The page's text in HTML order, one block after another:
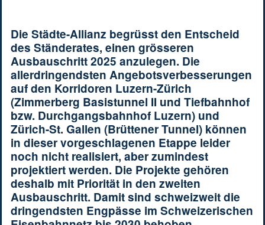
Die Städte-Allianz begrüsst den Entscheid
des Ständerates, einen grösseren
Ausbauschritt 2025 anzulegen. Die
allerdringendsten Angebotsverbesserungen
auf den Korridoren Luzern-Zürich
(Zimmerberg Basistunnel II und Tiefbahnhof
bzw. Durchgangsbahnhof Luzern) und
Zürich-St. Gallen (Brüttener Tunnel) können
in dieser vorgeschlagenen Etappe leider
noch nicht realisiert, aber zumindest
projektiert werden. Die Projekte gehören
deshalb mit Priorität in den zweiten
Ausbauschritt. Damit sind schweizweit die
dringendsten Engpässe im Schweizerischen